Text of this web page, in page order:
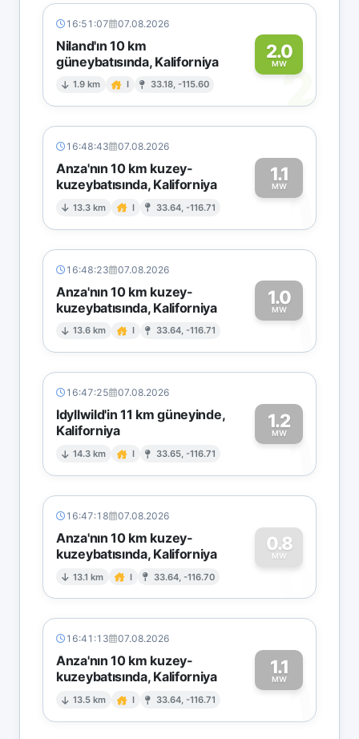
16:51:07 07.08.2026
Niland'ın 10 km
güneybatısında, Kaliforniya
1.9 km I 33.18, -115.60
2.0
MW2
16:48:43 07.08.2026
Anza'nın 10 km kuzey-
kuzeybatısında, Kaliforniya
13.3 km I 33.64, -116.71
1.1
MW1
16:48:23 07.08.2026
Anza'nın 10 km kuzey-
kuzeybatısında, Kaliforniya
13.6 km I 33.64, -116.71
1.0
MW1
16:47:25 07.08.2026
Idyllwild'in 11 km güneyinde,
Kaliforniya
14.3 km I 33.65, -116.71
1.2
MW1
16:47:18 07.08.2026
Anza'nın 10 km kuzey-
kuzeybatısında, Kaliforniya
13.1 km I 33.64, -116.70
0.8
MW
0
16:41:13 07.08.2026
Anza'nın 10 km kuzey-
kuzeybatısında, Kaliforniya
13.5 km I 33.64, -116.71
1.1
MW1